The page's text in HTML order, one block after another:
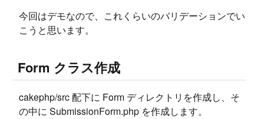
今回はデモなので、これくらいのバリデーションでい
こうと思います。
Form クラス作成
cakephp/src 配下に Form ディレクトリを作成し、そ
の中に SubmissionForm.php を作成します。